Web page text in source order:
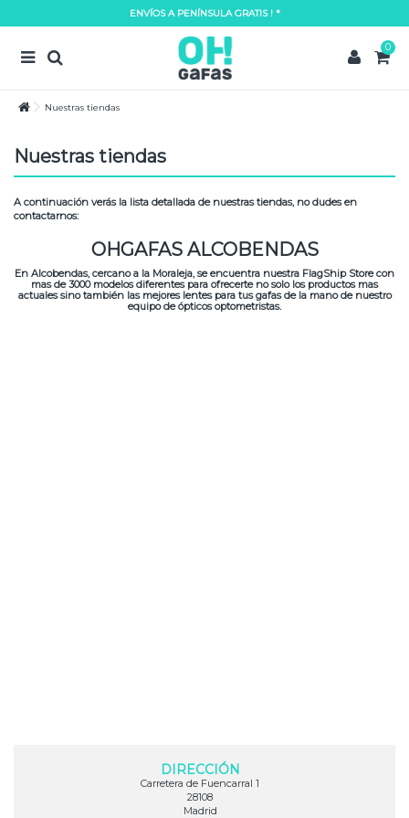
Lorem ipsum dolor sit amet
Lorem ipsum dolor sit amet, consectetur adipisicing elit, sed do eiusmod tempor
incididunt ut labore et dolore magna aliqua. Ut enim ad minim veniam, quis
nostrud exercitation ullamco laboris nisi ut aliquip ex ea commodo consequat.
Lorem ipsum dolor sit amet
Lorem ipsum dolor sit amet, consectetur adipisicing elit, sed do eiusmod tempor
nostrud exercitation ullamco laboris nisi ut aliquip ex ea commodo consequat.
ENVÍOS A PENÍNSULA GRATIS ! *
0
Nuestras tiendas
Nuestras tiendas
A continuación verás la lista detallada de nuestras tiendas, no dudes en
contactarnos:
OHGAFAS ALCOBENDAS
En Alcobendas, cercano a la Moraleja, se encuentra nuestra FlagShip Store con
mas de 3000 modelos diferentes para ofrecerte no solo los productos mas
actuales sino también las mejores lentes para tus gafas de la mano de nuestro
equipo de ópticos optometristas.
DIRECCIÓN
Carretera de Fuencarral 1
28108
Madrid